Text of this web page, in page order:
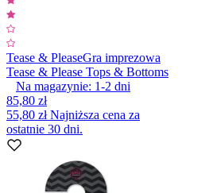
Tease & PleaseGra imprezowa
Tease & Please Tops & Bottoms
Na magazynie: 1-2 dni
85,80 zł
55,80 złNajniższa cena za
ostatnie 30 dni.